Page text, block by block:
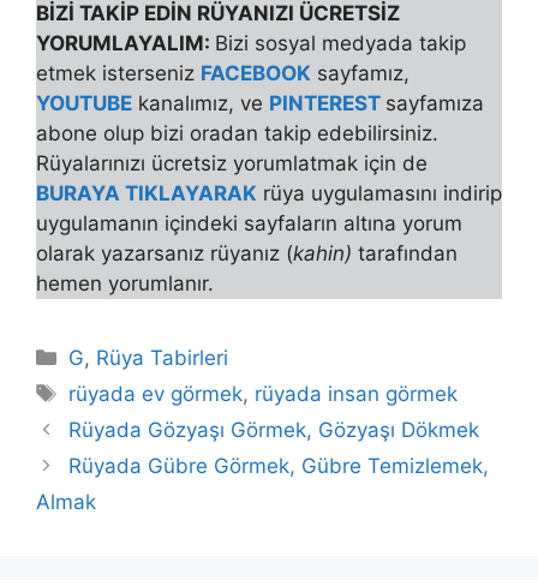
BİZİ TAKİP EDİN RÜYANIZI ÜCRETSİZ
YORUMLAYALIM: Bizi sosyal medyada takip
etmek isterseniz FACEBOOK sayfamız,
YOUTUBE kanalımız, ve PINTEREST sayfamıza
abone olup bizi oradan takip edebilirsiniz.
Rüyalarınızı ücretsiz yorumlatmak için de
BURAYA TIKLAYARAK rüya uygulamasını indirip
uygulamanın içindeki sayfaların altına yorum
olarak yazarsanız rüyanız (kahin) tarafından
hemen yorumlanır.
Kategoriler
G, Rüya Tabirleri
Etiketler
rüyada ev görmek, rüyada insan görmek
Rüyada Gözyaşı Görmek, Gözyaşı Dökmek
Rüyada Gübre Görmek, Gübre Temizlemek,
Almak